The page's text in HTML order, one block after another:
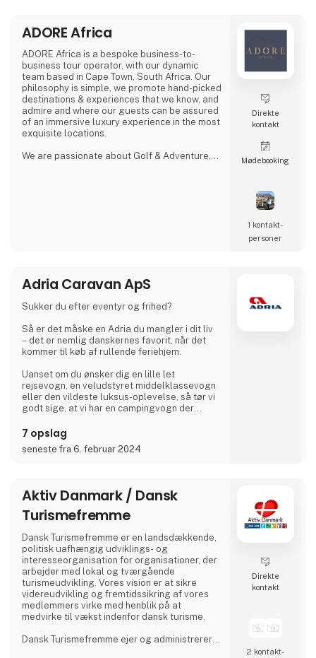
ADORE Africa
ADORE Africa is a bespoke business-to-
business tour operator, with our dynamic
team based in Cape Town, South Africa. Our
philosophy is simple, we promote hand-picked
destinations & experiences that we know, and
admire and where our guests can be assured
of an immersive luxury experience in the most
exquisite locations.
We are passionate about Golf & Adventure,
Direkte
kontakt
Møde­booking
1 kontakt­
personer
Adria Caravan ApS
Sukker du efter eventyr og frihed?
Så er det måske en Adria du mangler i dit liv
– det er nemlig danskernes favorit, når det
kommer til køb af rullende feriehjem.
Uanset om du ønsker dig en lille let
rejsevogn, en veludstyret middelklassevogn
eller den vildeste luksus-oplevelse, så tør vi
godt sige, at vi har en campingvogn der
Hvis du ikke er helt solgt af idéen om
campingvogn, så leverer vi selvfølgelig også
ferien, og aldrig skal gå på kompromis med
noget som helst.
Til Ferie For Alle, kan du igen i år, gå på
opdagelse i en mass
7 opslag
seneste fra 6. februar 2024
Aktiv Danmark / Dansk
Turismefremme
Dansk Turismefremme er en landsdækkende,
politisk uafhængig udviklings- og
interesseorganisation for organisationer, der
arbejder med lokal og tværgående
turismeudvikling. Vores vision er at sikre
videreudvikling og fremtidssikring af vores
medlemmers virke med henblik på at
medvirke til vækst indenfor dansk turisme.
Dansk Turismefremme ejer og administrerer
Direkte
kontakt
2 kontakt­